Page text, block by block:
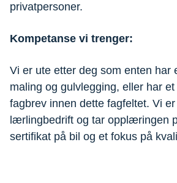
privatpersoner.
Kompetanse vi trenger:
Vi er ute etter deg som enten har
maling og gulvlegging, eller har
fagbrev innen dette fagfeltet. Vi
lærlingbedrift og tar opplæringen
sertifikat på bil og et fokus på